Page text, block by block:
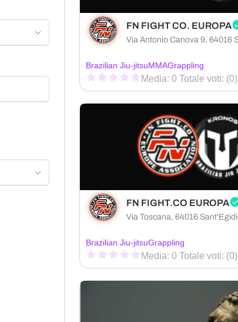
FN FIGHT CO. EUROPA
Brazilian Jiu-jitsuMMAGrappling
Media: 0 Totale voti: (0)
FN FIGHT.CO EUROPA
Brazilian Jiu-jitsuGrappling
Media: 0 Totale voti: (0)